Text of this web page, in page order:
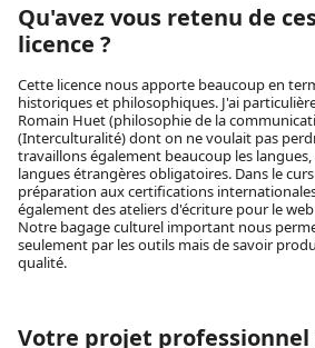
Qu'avez vous retenu de
licence ?
Cette licence nous apporte beaucoup en
historiques et philosophiques. J'ai
Romain Huet (philosophie de la
(Interculturalité) dont on ne voulait pas
travaillons également beaucoup les
langues étrangères obligatoires. Dans le
préparation aux certifications internationales
également des ateliers d'écriture pour le
Notre bagage culturel important nous
seulement par les outils mais de savoir
qualité.
Votre projet professionnel